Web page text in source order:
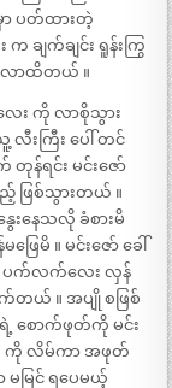
ာ ပတ်ထားတဲ့
ချက်ချင်း ရူန်းကြွ
လာထိတယ် ။
ေး ကို လာစိုသွား
းကြီး ပေါ် တင်
ရင်း မင်းဇော်
ဖြစ်သွားတယ် ။
းနေသလို ခံစားမိ
ြေမိ ။ မင်းဇော် ခေါ်
ပက်လက်လေး လှန်
တယ် ။ အပျို စဖြစ်
စောက်ဖုတ်ကို မင်း
င်း ကို လိမ်ကာ အဖုတ်
မြင် ရပေမယ့်